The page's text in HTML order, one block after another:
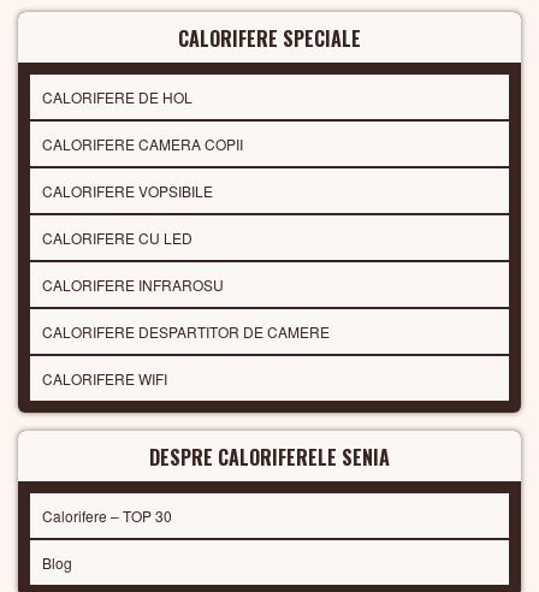
CALORIFERE SPECIALE
CALORIFERE DE HOL
CALORIFERE CAMERA COPII
CALORIFERE VOPSIBILE
CALORIFERE CU LED
CALORIFERE INFRAROSU
CALORIFERE DESPARTITOR DE CAMERE
CALORIFERE WIFI
DESPRE CALORIFERELE SENIA
Calorifere – TOP 30
Blog